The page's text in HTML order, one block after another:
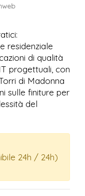
residenziale
di qualità
progettuali, con
di Madonna
sulle finiture per
del
24h / 24h)